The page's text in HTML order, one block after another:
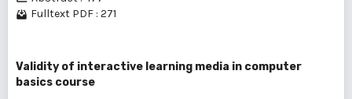
Fulltext PDF : 271
Validity of interactive learning media in computer
basics course